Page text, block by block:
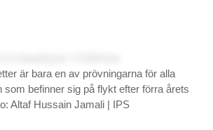
är bara en av prövningarna för alla
som befinner sig på flykt efter förra årets
Altaf Hussain Jamali | IPS